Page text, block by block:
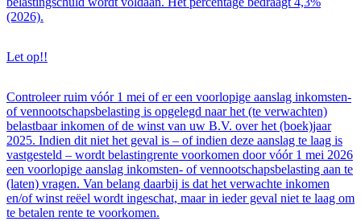
(2026).
Let op!!
Controleer ruim vóór 1 mei of er een voorlopige aanslag inkomsten-
of vennootschapsbelasting is opgelegd naar het (te verwachten)
belastbaar inkomen of de winst van uw B.V. over het (boek)jaar
2025. Indien dit niet het geval is – of indien deze aanslag te laag is
vastgesteld – wordt belastingrente voorkomen door vóór 1 mei 2026
een voorlopige aanslag inkomsten- of vennootschapsbelasting aan te
(laten) vragen. Van belang daarbij is dat het verwachte inkomen
en/of winst reëel wordt ingeschat, maar in ieder geval niet te laag om
te betalen rente te voorkomen.